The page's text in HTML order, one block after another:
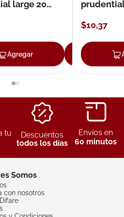
large 20
Agregar
$10,37
tu
Descuentos
todos los días
Envíos en
60 minutos
Somos
con nosotros